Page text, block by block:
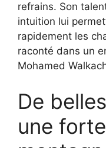
refrains. Son
intuition lui
rapidement les
raconté dans un
Mohamed
De
une